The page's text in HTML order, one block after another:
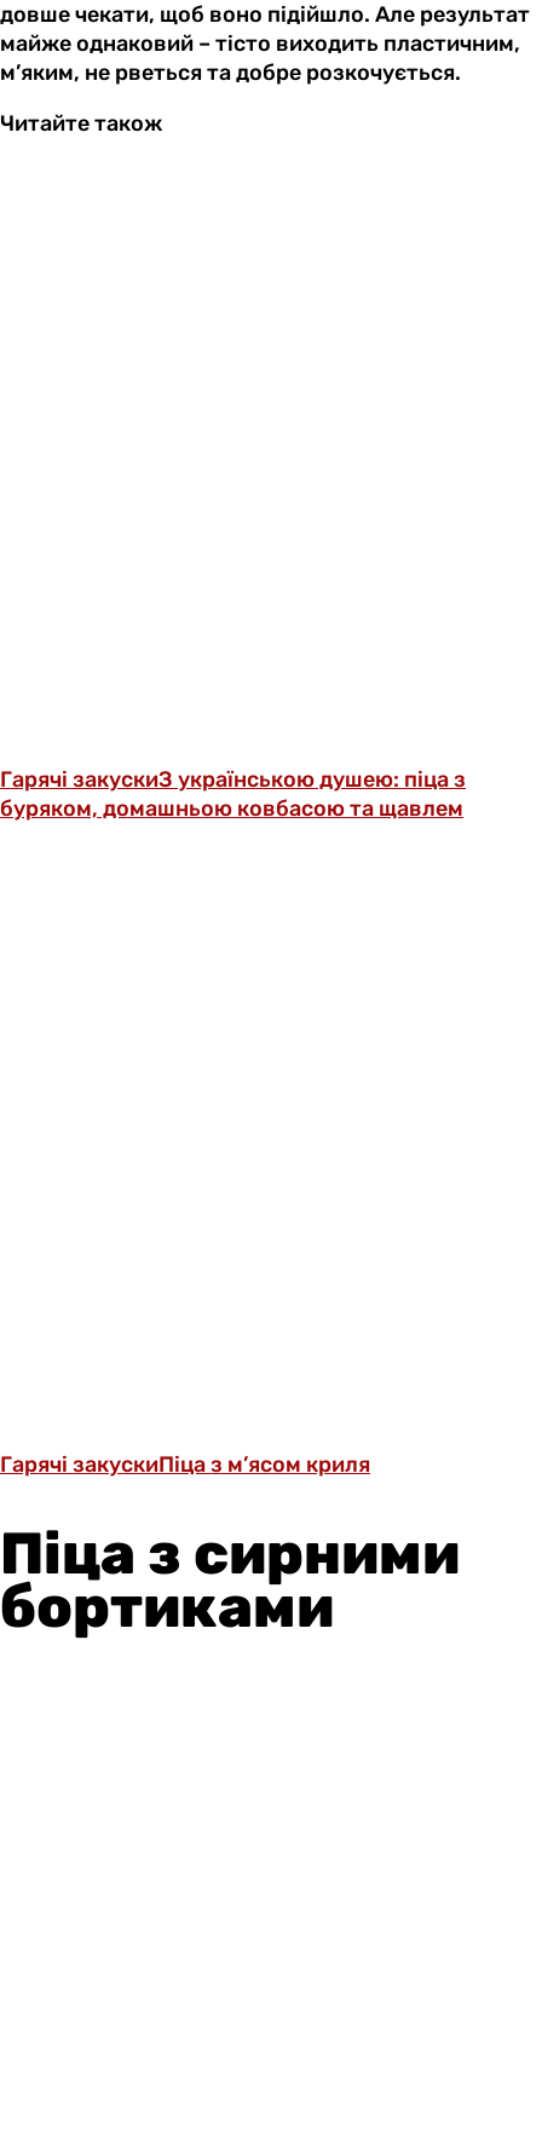
довше чекати, щоб воно підійшло. Але результат
майже однаковий – тісто виходить пластичним,
м’яким, не рветься та добре розкочується.
Читайте також
Гарячі закускиЗ українською душею: піца з
буряком, домашньою ковбасою та щавлем
Гарячі закускиПіца з м’ясом криля
Піца з сирними
бортиками